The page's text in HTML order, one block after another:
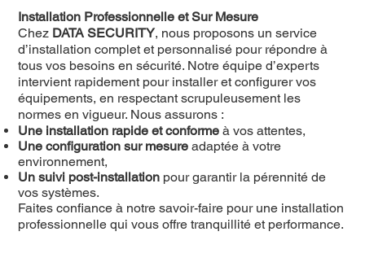
Installation Professionnelle et Sur Mesure
Chez DATA SECURITY, nous proposons un service
d’installation complet et personnalisé pour répondre à
tous vos besoins en sécurité. Notre équipe d’experts
intervient rapidement pour installer et configurer vos
équipements, en respectant scrupuleusement les
normes en vigueur. Nous assurons :
Une installation rapide et conforme à vos attentes,
Une configuration sur mesure adaptée à votre
environnement,
Un suivi post-installation pour garantir la pérennité de
vos systèmes.
Faites confiance à notre savoir-faire pour une installation
professionnelle qui vous offre tranquillité et performance.